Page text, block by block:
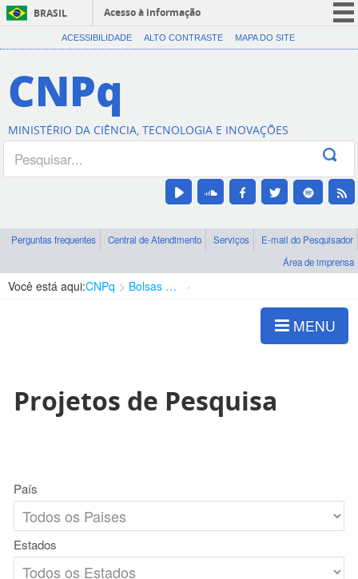
BRASIL
Acesso à informação
CORONAVÍRUS (COVID-19)
Canais
ACESSIBILIDADE ALTO CONTRASTE MAPA DO SITE
CNPq
MINISTÉRIO DA CIÊNCIA, TECNOLOGIA E INOVAÇÕES
Perguntas frequentes Central de Atendimento Serviços
E-mail do Pesquisador
Área de imprensa
Você está aqui:CNPq Bolsas e Auxílios Vigentes
MENU
Projetos de Pesquisa
País
Estados